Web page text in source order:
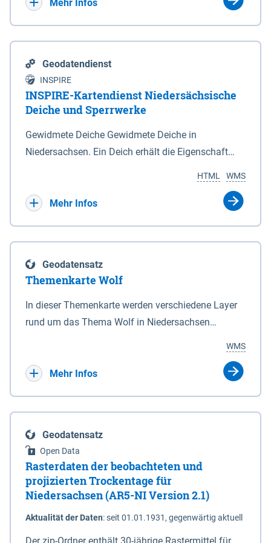
Mehr Infos
Geodatendienst
INSPIRE
INSPIRE-Kartendienst Niedersächsische
Deiche und Sperrwerke
Gewidmete Deiche Gewidmete Deiche in
Niedersachsen. Ein Deich erhält die Eigenschaft
Deichbehörde durch Verordnung ausspricht. Für
enthalten. Sperrwerke Sperrwerke sind Bauwerke
mit Sperrvorrichtungen in Tidegewässern, die dem
Schutz eines Gebietes vor erhöhten Tiden, vor allem
vor Sturmfluten, zu dienen bestimmt sind (§2 Abs.3
Eigenschaft eines Sperrwerkes durch Widmung, die
die Deichbehörde durch Verordnung ausspricht.
WMS
HTML
Mehr Infos
Geodatensatz
Themenkarte Wolf
In dieser Themenkarte werden verschiedene Layer
rund um das Thema Wolf in Niedersachsen
sowie Status der bestehenden Wolfsterritorien im
laufenden Monitoringjahr.
WMS
Mehr Infos
Geodatensatz
Open Data
Rasterdaten der beobachteten und
projizierten Trockentage für
Niedersachsen (AR5-NI Version 2.1)
Aktualität der Daten:seit 01.01.1931, gegenwärtig aktuell